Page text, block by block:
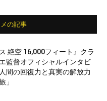
の記事
絶空 16,000フィート』クラ
監督オフィシャルインタビ
間の回復力と真実の解放力
」